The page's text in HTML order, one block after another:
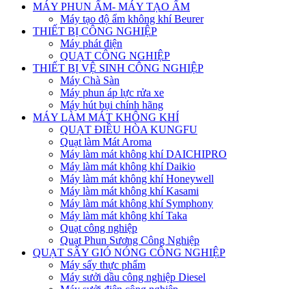
MÁY PHUN ẨM- MÁY TẠO ẨM
Máy tạo độ ẩm không khí Beurer
THIẾT BỊ CÔNG NGHIỆP
Máy phát điện
QUẠT CÔNG NGHIỆP
THIẾT BỊ VỆ SINH CÔNG NGHIỆP
Máy Chà Sàn
Máy phun áp lực rửa xe
Máy hút bụi chính hãng
MÁY LÀM MÁT KHÔNG KHÍ
QUẠT ĐIỀU HÒA KUNGFU
Quạt làm Mát Aroma
Máy làm mát không khí DAICHIPRO
Máy làm mát không khí Daikio
Máy làm mát không khí Honeywell
Máy làm mát không khí Kasami
Máy làm mát không khí Symphony
Máy làm mát không khí Taka
Quạt công nghiệp
Quạt Phun Sương Công Nghiệp
QUẠT SẤY GIÓ NÓNG CÔNG NGHIỆP
Máy sấy thực phẩm
Máy sưởi dầu công nghiệp Diesel